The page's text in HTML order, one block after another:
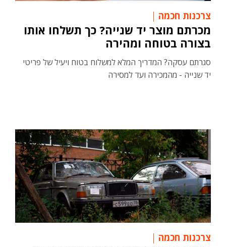
צרכנות חכמה
מכרתם מוצר יד שנייה? כך תשלחו אותו
בצורה בטוחה ומהירה
סגרתם עסקה? המדריך המלא למשלוח בטוח ויעיל של פריטי
יד שנייה - מהמכירה ועד למסירה
צרכנות חכמה